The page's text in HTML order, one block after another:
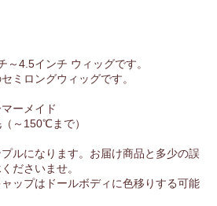
～4.5インチ ウィッグです。
ミロングウィッグです。
ーメイド
150℃まで）
ルになります。お届け商品と多少の誤
ださいませ。
ップはドールボディに色移りする可能